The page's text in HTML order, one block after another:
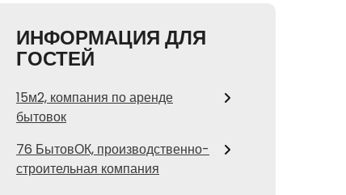
ИНФОРМАЦИЯ ДЛЯ
ГОСТЕЙ
15м2, компания по аренде
бытовок
76 БытовОК, производственно-
строительная компания